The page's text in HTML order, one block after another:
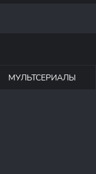
МУЛЬТСЕРИАЛЫ